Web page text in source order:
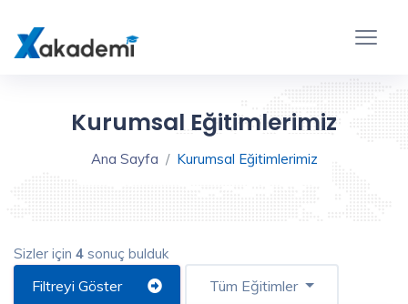
Kurumsal Eğitimlerimiz
Ana Sayfa Kurumsal Eğitimlerimiz
Gelişmiş
Ayarlar
Eğitim
Kategorileri
Sizler için 4 sonuç bulduk
Filtreyi Göster Tüm Eğitimler